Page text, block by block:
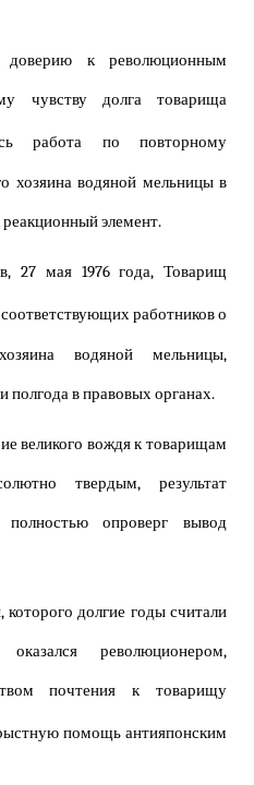
доверию к революционным
чувству долга товарища
работа по повторному
хозяина водяной мельницы в
элемент.
27 мая 1976 года, Товарищ
работников о
водяной мельницы,
полгода в правовых органах.
великого вождя к товарищам
твердым, результат
полностью опроверг вывод
долгие годы считали
революционером,
почтения к товарищу
помощь антияпонским